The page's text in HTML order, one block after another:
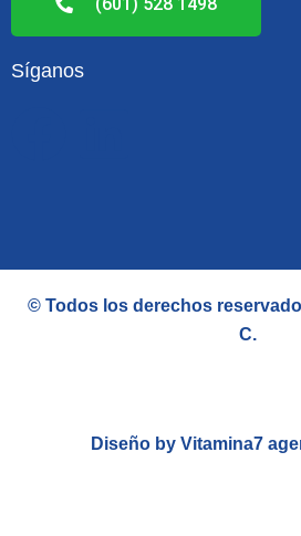
Síganos
e k
i
© Todos los derechos
C.
Diseño by Vitamina7